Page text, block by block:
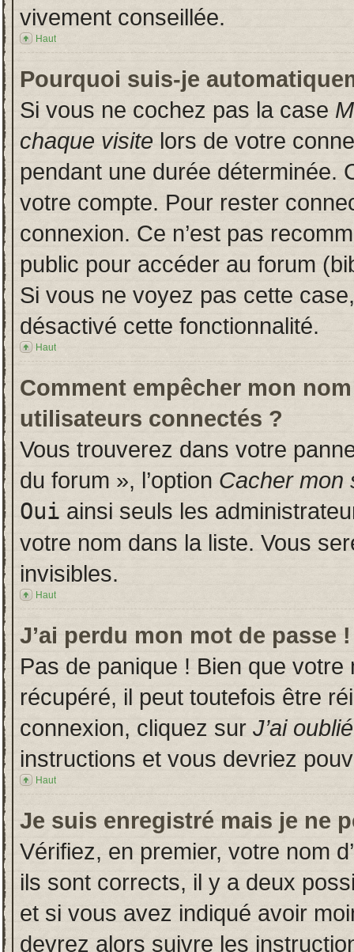
vivement conseillée.
Haut
Pourquoi suis-je
Si vous ne cochez pas la case
chaque visite lors de votre
pendant une durée déterminée.
votre compte. Pour rester
connexion. Ce n’est pas
public pour accéder au forum
Si vous ne voyez pas cette
désactivé cette fonctionnalité.
Haut
Comment empêcher mon
utilisateurs connectés ?
Vous trouverez dans votre
du forum », l’option Cacher mon
Oui ainsi seuls les
votre nom dans la liste. Vous
invisibles.
Haut
J’ai perdu mon mot de passe !
Pas de panique ! Bien que
récupéré, il peut toutefois être
connexion, cliquez sur J’ai
instructions et vous devriez
Haut
Je suis enregistré mais je ne
Vérifiez, en premier, votre nom
ils sont corrects, il y a deux
et si vous avez indiqué avoir
devrez alors suivre les